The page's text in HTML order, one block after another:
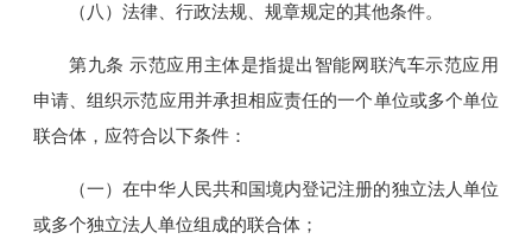
（八）法律、行政法规、规章规定的其他条件。
第九条 示范应用主体是指提出智能网联汽车示范应用
申请、组织示范应用并承担相应责任的一个单位或多个单位
联合体，应符合以下条件：
（一）在中华人民共和国境内登记注册的独立法人单位
或多个独立法人单位组成的联合体；